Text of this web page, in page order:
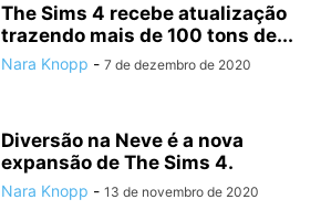
The Sims 4 recebe atualização
trazendo mais de 100 tons de...
Nara Knopp - 7 de dezembro de 2020
Diversão na Neve é a nova
expansão de The Sims 4.
Nara Knopp - 13 de novembro de 2020